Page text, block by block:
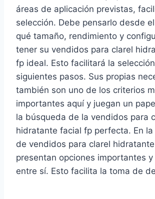
áreas de aplicación previstas,
selección. Debe pensarlo desde
qué tamaño, rendimiento y
tener su vendidos para clarel
fp ideal. Esto facilitará la
siguientes pasos. Sus propias
también son uno de los criterios
importantes aquí y juegan un
la búsqueda de la vendidos para
hidratante facial fp perfecta. En la
de vendidos para clarel
presentan opciones importantes
entre sí. Esto facilita la toma de